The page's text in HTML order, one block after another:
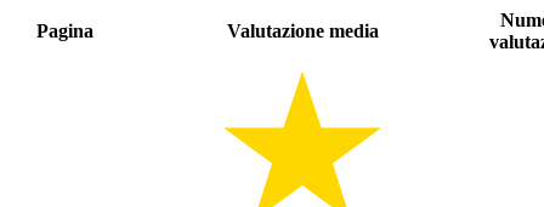
Pagina Valutazione media